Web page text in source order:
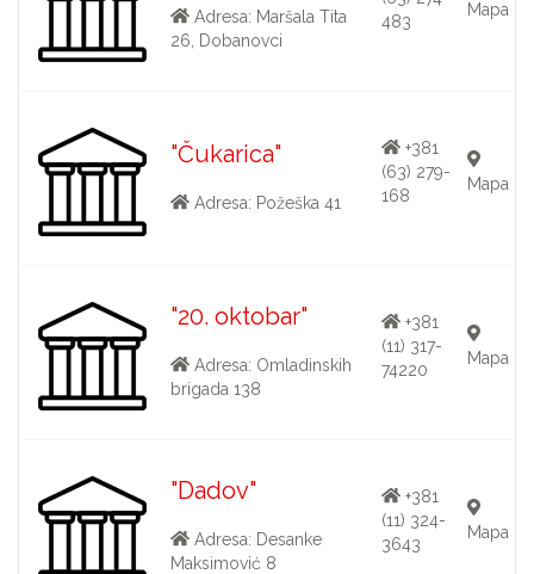
Adresa: Maršala Tita
26, Dobanovci
483
Mapa
"Čukarica"
Adresa: Požeška 41
+381
(63) 279-
168
Mapa
"20. oktobar"
Adresa: Omladinskih
brigada 138
+381
(11) 317-
74220
Mapa
"Dadov"
Adresa: Desanke
Maksimović 8
+381
(11) 324-
3643
Mapa